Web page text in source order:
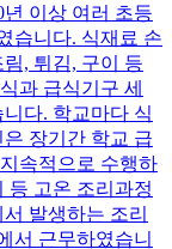
이상 여러 초등
습니다. 식재료 손
, 튀김, 구이 등
과 급식기구 세
다. 학교마다 식
장기간 학교 급
속적으로 수행하
등 고온 조리과정
발생하는 조리
서 근무하였습니